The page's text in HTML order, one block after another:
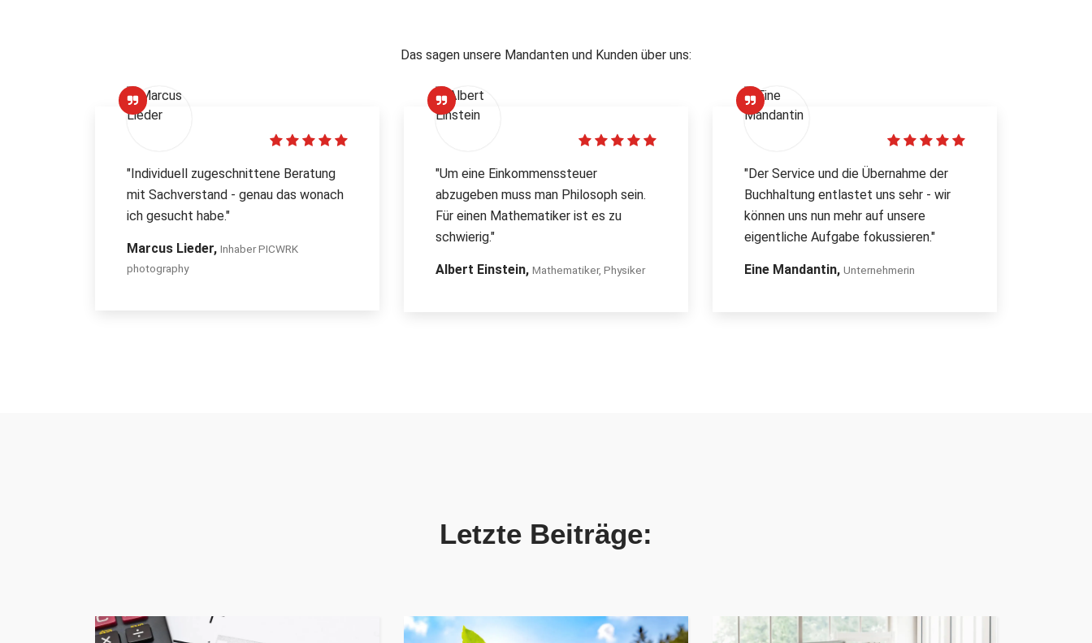
Das sagen unsere Mandanten und Kunden über uns:
"Individuell zugeschnittene Beratung
mit Sachverstand - genau das wonach
ich gesucht habe."
Marcus Lieder, Inhaber PICWRK
photography
"Um eine Einkommenssteuer
abzugeben muss man Philosoph sein.
Für einen Mathematiker ist es zu
schwierig."
Albert Einstein, Mathematiker, Physiker
"Der Service und die Übernahme der
Buchhaltung entlastet uns sehr - wir
können uns nun mehr auf unsere
eigentliche Aufgabe fokussieren."
Eine Mandantin, Unternehmerin
Letzte Beiträge: